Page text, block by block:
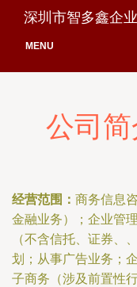
深圳市智多鑫企
MENU
公司
经营范围： 商务信息
金融业务）；企业管
（不含信托、证券、
划；从事广告业务；
子商务（涉及前置性